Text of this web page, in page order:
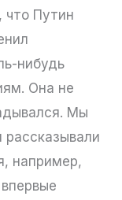
что Путин
нибудь
Она не
Мы
например,